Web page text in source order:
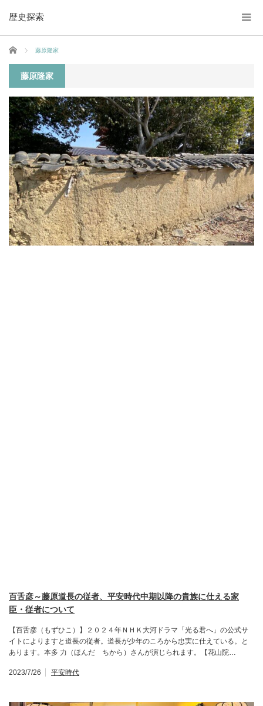
歴史探索
ホーム 藤原隆家
藤原隆家
百舌彦～藤原道長の従者、平安時代中期以降の貴族に仕える家
臣・従者について
【百舌彦（もずひこ）】２０２４年ＮＨＫ大河ドラマ「光る君へ」の公式サ
イトによりますと道長の従者。道長が少年のころから忠実に仕えている。と
あります。本多 力（ほんだ ちから）さんが演じられます。【花山院…
2023/7/26 平安時代